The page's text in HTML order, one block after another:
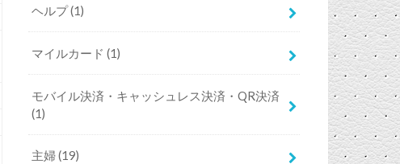
ヘルプ(1)
マイルカード(1)
モバイル決済・キャッシュレス決済・QR決済
(1)
主婦(19)